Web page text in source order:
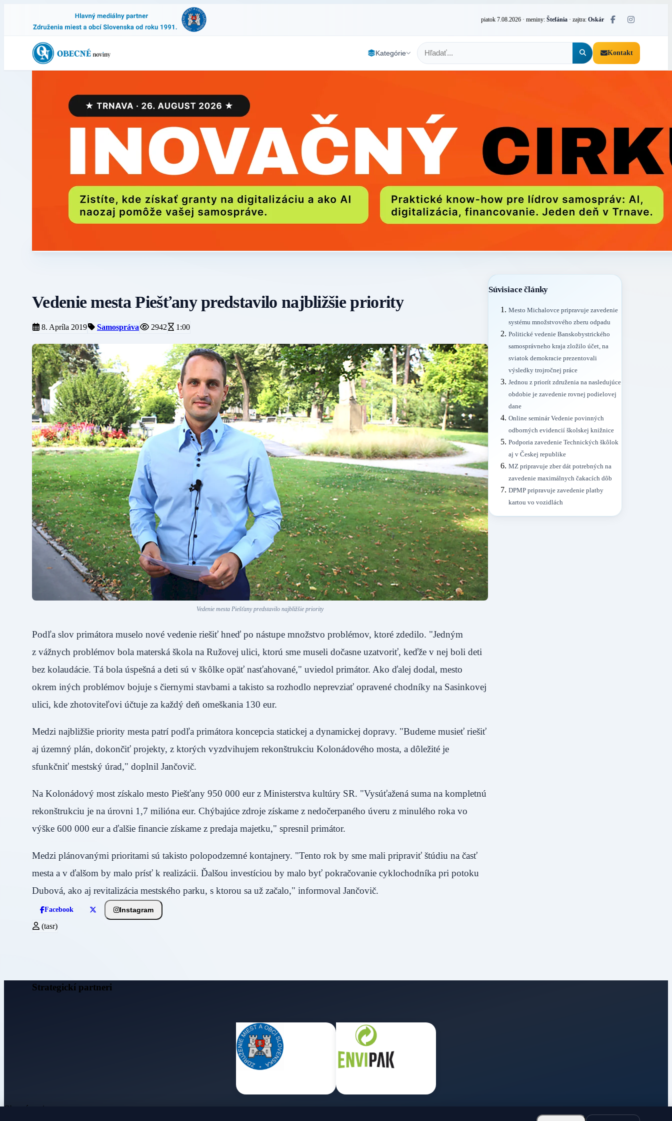
piatok 7.08.2026 · meniny: Štefánia · zajtra: Oskár
Kategórie Kontakt
Vedenie mesta Piešťany predstavilo najbližšie priority
8. Apríla 2019 Samospráva 2942 1:00
Vedenie mesta Piešťany predstavilo najbližšie priority
Podľa slov primátora muselo nové vedenie riešiť hneď po nástupe množstvo problémov, ktoré zdedilo. "Jedným
z vážnych problémov bola materská škola na Ružovej ulici, ktorú sme museli dočasne uzatvoriť, keďže v nej boli deti
bez kolaudácie. Tá bola úspešná a deti sú v škôlke opäť nasťahované," uviedol primátor. Ako ďalej dodal, mesto
okrem iných problémov bojuje s čiernymi stavbami a takisto sa rozhodlo neprevziať opravené chodníky na Sasinkovej
ulici, kde zhotoviteľovi účtuje za každý deň omeškania 130 eur.
Medzi najbližšie priority mesta patrí podľa primátora koncepcia statickej a dynamickej dopravy. "Budeme musieť riešiť
aj územný plán, dokončiť projekty, z ktorých vyzdvihujem rekonštrukciu Kolonádového mosta, a dôležité je
sfunkčniť mestský úrad," doplnil Jančovič.
Na Kolonádový most získalo mesto Piešťany 950 000 eur z Ministerstva kultúry SR. "Vysúťažená suma na kompletnú
rekonštrukciu je na úrovni 1,7 milióna eur. Chýbajúce zdroje získame z nedočerpaného úveru z minulého roka vo
výške 600 000 eur a ďalšie financie získame z predaja majetku," spresnil primátor.
Medzi plánovanými prioritami sú takisto polopodzemné kontajnery. "Tento rok by sme mali pripraviť štúdiu na časť
mesta a v ďalšom by malo prísť k realizácii. Ďalšou investíciou by malo byť pokračovanie cyklochodníka pri potoku
Dubová, ako aj revitalizácia mestského parku, s ktorou sa už začalo," informoval Jančovič.
Facebook Instagram
(tasr)
Súvisiace články
Mesto Michalovce pripravuje zavedenie
systému množstvového zberu odpadu
Politické vedenie Banskobystrického
samosprávneho kraja zložilo účet, na
sviatok demokracie prezentovali
výsledky trojročnej práce
Jednou z priorít združenia na nasledujúce
obdobie je zavedenie rovnej podielovej
dane
Online seminár Vedenie povinných
odborných evidencií školskej knižnice
Podporia zavedenie Technických škôlok
aj v Českej republike
MZ pripravuje zber dát potrebných na
zavedenie maximálnych čakacích dôb
DPMP pripravuje zavedenie platby
kartou vo vozidlách
Strategickí partneri
Obecné noviny